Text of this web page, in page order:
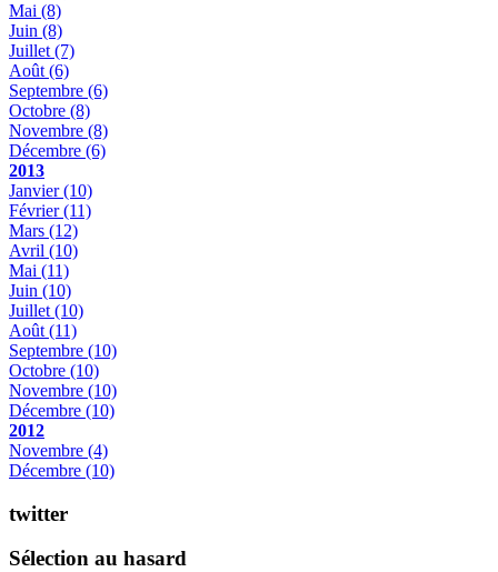
Mai (8)
Juin (8)
Juillet (7)
Août (6)
Septembre (6)
Octobre (8)
Novembre (8)
Décembre (6)
2013
Janvier(10)
Février(11)
Mars (12)
Avril (10)
Mai (11)
Juin (10)
Juillet (10)
Août (11)
Septembre (10)
Octobre (10)
Novembre (10)
Décembre (10)
2012
Novembre (4)
Décembre (10)
twitter
Sélection au hasard